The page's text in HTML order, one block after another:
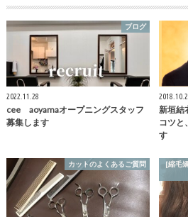
ブログ
2022.11.28
cee aoyamaオープニングスタッフ
募集します
新垣結
コツと
す
カットのよくあるご質問
[縮毛